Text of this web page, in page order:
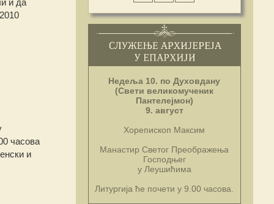
часова
и
Недеља 10. по Духовдану
(Свети великомученик
Пантелејмон)
9. август
Хорепископ Максим
Манастир Светог Преображења
Господњег
у Леушићима
Литургија ће почети у 9.00 часова.